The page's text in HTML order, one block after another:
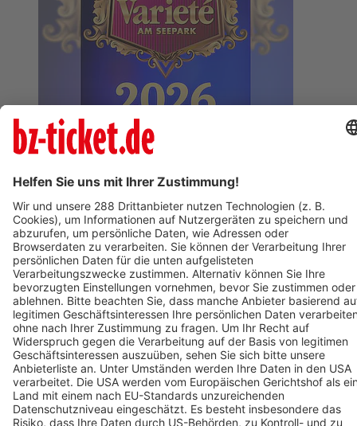
BZ-Card
Freiburg im Breisgau
15. November 2026
BZ-Card
Freiburg im Breisgau
Circolo 2026 - Udo Jürgens - Aber bitte mit Schlager!
12. Dezember 2026